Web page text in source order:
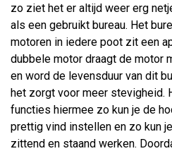
zo ziet het er altijd weer erg
als een gebruikt bureau. Het
motoren in iedere poot zit een
dubbele motor draagt de motor
en word de levensduur van dit
het zorgt voor meer stevigheid.
functies hiermee zo kun je de
prettig vind instellen en zo kun
zittend en staand werken.